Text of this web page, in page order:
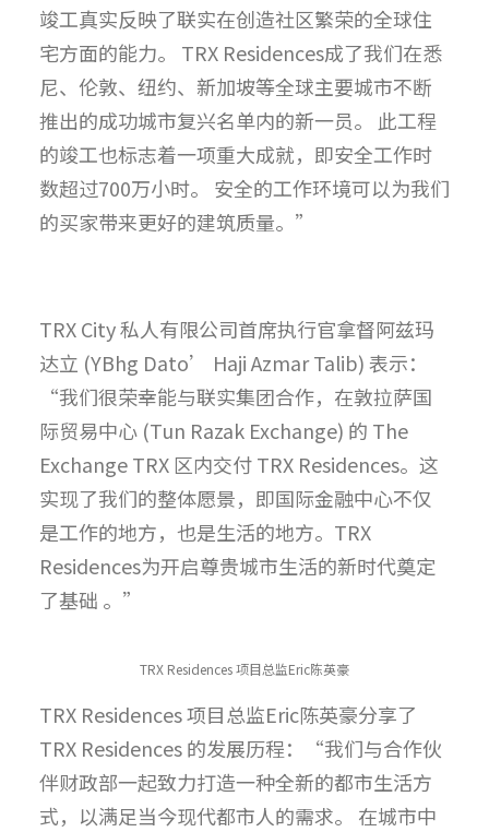
竣工真实反映了联实在创造社区繁荣的全球住
宅方面的能力。 TRX Residences成了我们在悉
尼、伦敦、纽约、新加坡等全球主要城市不断
推出的成功城市复兴名单内的新一员。 此工程
的竣工也标志着一项重大成就，即安全工作时
数超过700万小时。 安全的工作环境可以为我们
的买家带来更好的建筑质量。”
TRX City 私人有限公司首席执行官拿督阿兹玛
达立 (YBhg Dato’ Haji Azmar Talib) 表示：
“我们很荣幸能与联实集团合作，在敦拉萨国
际贸易中心 (Tun Razak Exchange) 的 The
Exchange TRX 区内交付 TRX Residences。这
实现了我们的整体愿景，即国际金融中心不仅
是工作的地方，也是生活的地方。TRX
Residences为开启尊贵城市生活的新时代奠定
了基础 。”
TRX Residences 项目总监Eric陈英豪
TRX Residences 项目总监Eric陈英豪分享了
TRX Residences 的发展历程：“我们与合作伙
伴财政部一起致力打造一种全新的都市生活方
式，以满足当今现代都市人的需求。
在城市中